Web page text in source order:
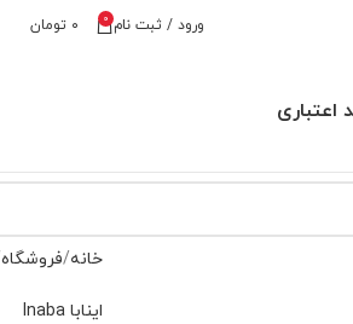
ورود / ثبت نام 0 ۰ تومان
اعتباری
خانه فروشگاه
اینابا Inaba